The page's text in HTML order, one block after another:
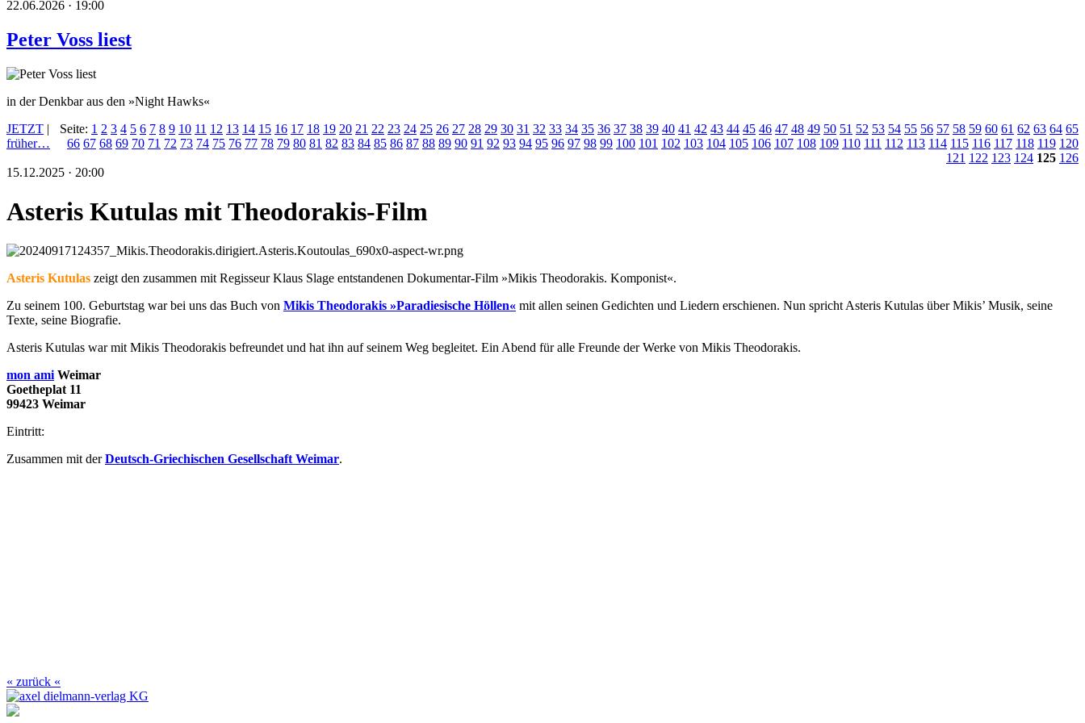
22.06.2026 · 19:00
Peter Voss liest
in der Denkbar aus den »Night Hawks«
JETZT |
früher…
Seite: 1 2 3 4 5 6 7 8 9 10 11 12 13 14 15 16 17 18 19 20 21 22 23 24 25 26 27 28 29 30 31 32 33 34 35 36 37 38 39 40 41 42 43 44 45 46 47 48 49 50 51 52 53 54 55 56 57 58 59 60 61 62 63 64 65
66 67 68 69 70 71 72 73 74 75 76 77 78 79 80 81 82 83 84 85 86 87 88 89 90 91 92 93 94 95 96 97 98 99 100 101 102 103 104 105 106 107 108 109 110 111 112 113 114 115 116 117 118 119 120
121 122 123 124 125 126
15.12.2025 · 20:00
Asteris Kutulas mit Theodorakis-Film
Asteris Kutulas zeigt den zusammen mit Regisseur Klaus Slage entstandenen Dokumentar-Film »Mikis Theodorakis. Komponist«.
Zu seinem 100. Geburtstag war bei uns das Buch von Mikis Theodorakis »Paradiesische Höllen« mit allen seinen Gedichten und Liedern erschienen. Nun spricht Asteris Kutulas über Mikis’ Musik, seine
Texte, seine Biografie.
Asteris Kutulas war mit Mikis Theodorakis befreundet und hat ihn auf seinem Weg begleitet. Ein Abend für alle Freunde der Werke von Mikis Theodorakis.
mon amiWeimar
Goetheplat 11
99423 Weimar
Eintritt:
Zusammen mit derDeutsch-Griechischen Gesellschaft Weimar.
« zurück «